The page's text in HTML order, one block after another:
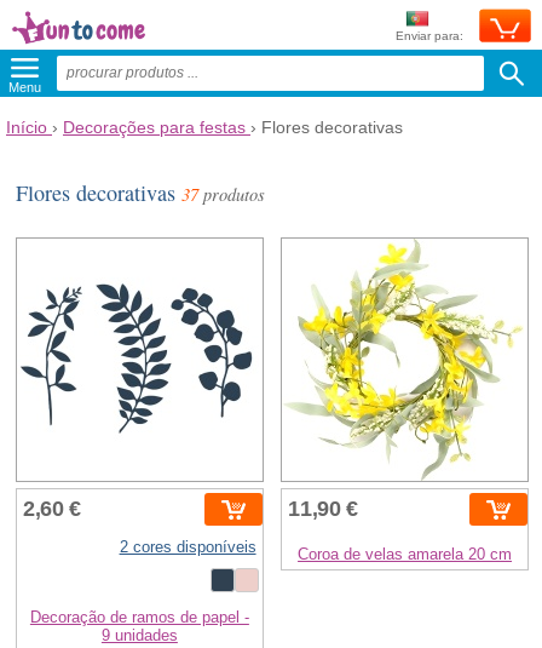
Enviar para:
Menu
Início › Decorações para festas › Flores decorativas
Flores decorativas37produtos
2,60 €
2 cores disponíveis
Decoração de ramos de papel -
9 unidades
11,90 €
Coroa de velas amarela 20 cm